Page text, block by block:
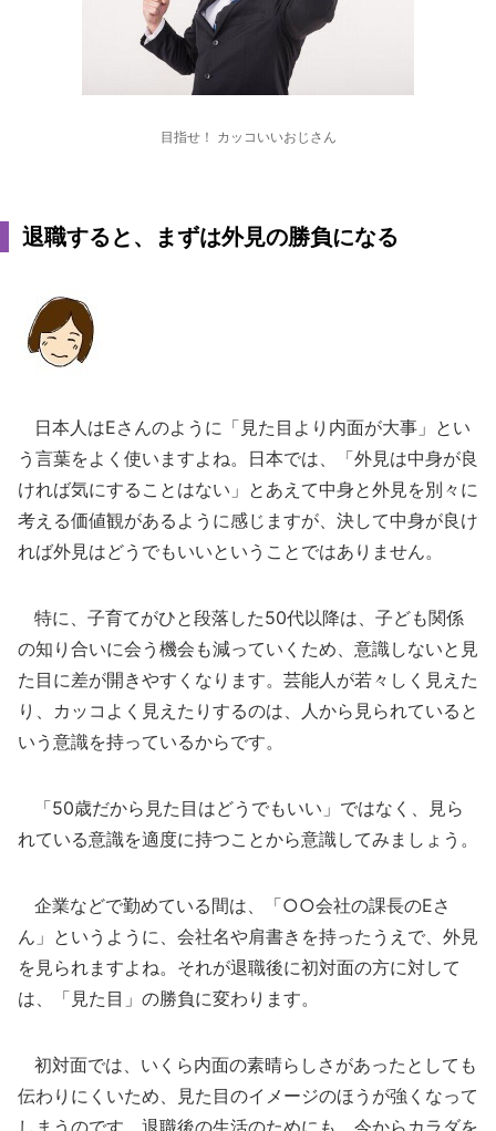
目指せ！ カッコいいおじさん
退職すると、まずは外見の勝負になる
日本人はEさんのように「見た目より内面が大事」とい
う言葉をよく使いますよね。日本では、「外見は中身が良
ければ気にすることはない」とあえて中身と外見を別々に
考える価値観があるように感じますが、決して中身が良け
れば外見はどうでもいいということではありません。
特に、子育てがひと段落した50代以降は、子ども関係
の知り合いに会う機会も減っていくため、意識しないと見
た目に差が開きやすくなります。芸能人が若々しく見えた
り、カッコよく見えたりするのは、人から見られていると
いう意識を持っているからです。
「50歳だから見た目はどうでもいい」ではなく、見ら
れている意識を適度に持つことから意識してみましょう。
企業などで勤めている間は、「○○会社の課長のEさ
ん」というように、会社名や肩書きを持ったうえで、外見
を見られますよね。それが退職後に初対面の方に対して
は、「見た目」の勝負に変わります。
初対面では、いくら内面の素晴らしさがあったとしても
伝わりにくいため、見た目のイメージのほうが強くなって
しまうのです。退職後の生活のためにも、今からカラダを